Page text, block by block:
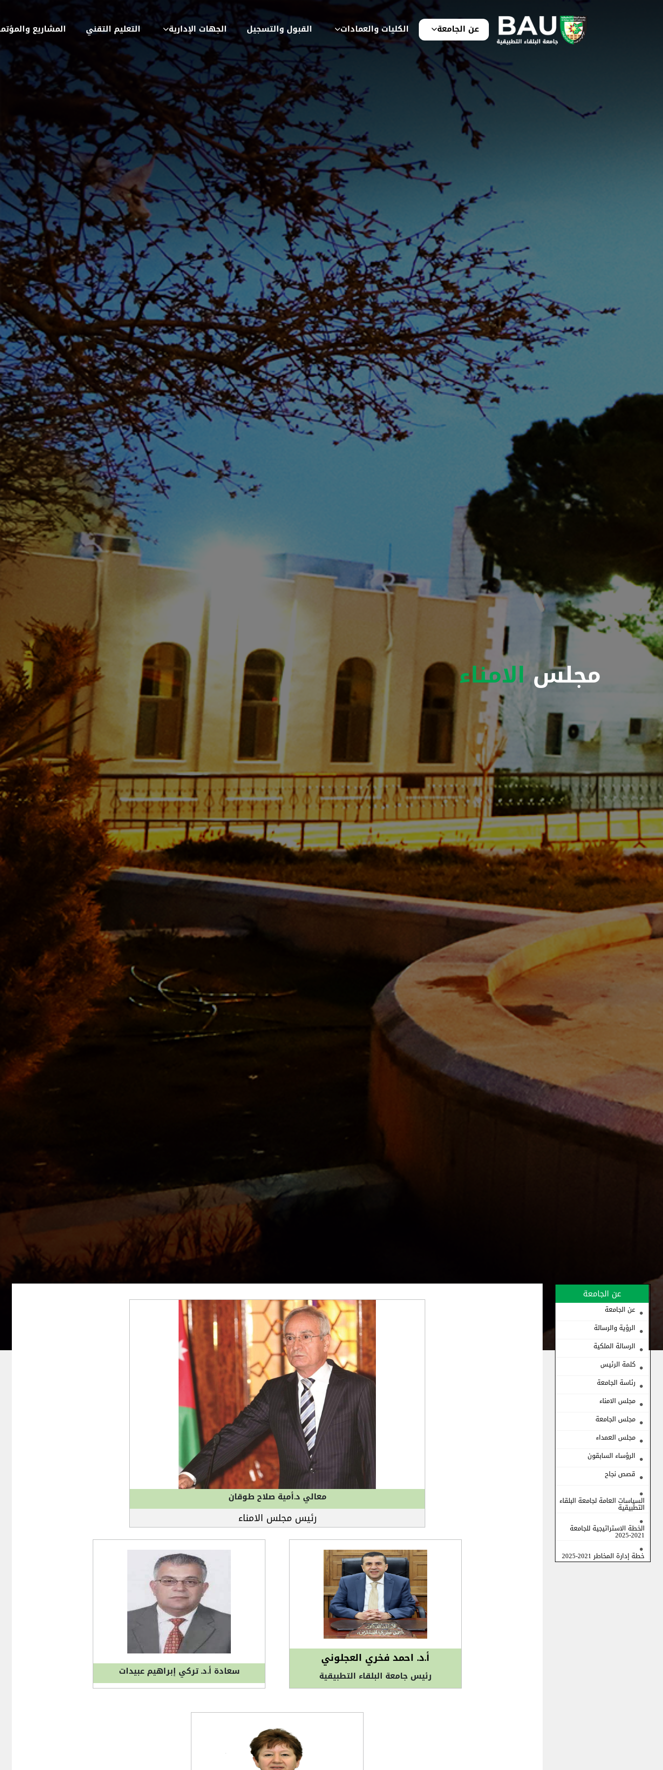
عن الجامعة الكليات والعمادات القبول والتسجيل الجهات الإدارية التعليم التقني المشاريع
مجلسالامناء
عن الجامعة
عن الجامعة
الرؤية والرسالة
الرسالة الملكية
كلمة الرئيس
رئاسة الجامعة
مجلس الامناء
مجلس الجامعة
مجلس العمداء
الرؤساء السابقون
قصص نجاح
السياسات العامة لجامعة البلقاء
التطبيقية
الخطة الاستراتيجية للجامعة
2021-2025
خطة إدارة المخاطر 2021-2025
معالي د.أمية صلاح طوقان
رئيس مجلس الامناء
أ.د. احمد فخري العجلوني
رئيس جامعة البلقاء التطبيقية سعادة أ.د. تركي إبراهيم عبيدات